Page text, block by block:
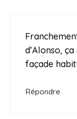
d’Alonso,
façade
Répondre